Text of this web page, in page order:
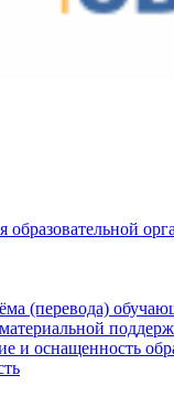
(перевода)
и оснащенность